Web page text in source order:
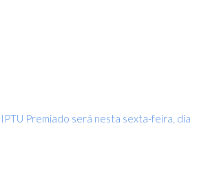
Premiado será nesta sexta-feira, dia